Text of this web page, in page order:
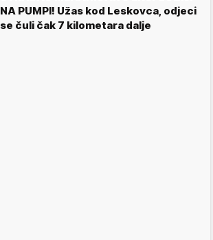
NA PUMPI! Užas kod Leskovca, odjeci
se čuli čak 7 kilometara dalje